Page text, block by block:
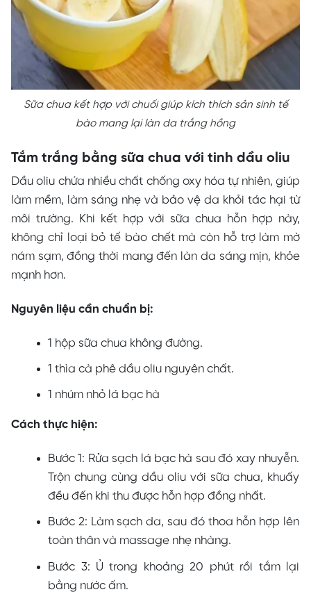
Sữa chua kết hợp với chuối giúp kích thích sản sinh tế
bào mang lại làn da trắng hồng
Tắm trắng bằng sữa chua với tinh dầu oliu
Dầu oliu chứa nhiều chất chống oxy hóa tự nhiên, giúp
làm mềm, làm sáng nhẹ và bảo vệ da khỏi tác hại từ
môi trường. Khi kết hợp với sữa chua hỗn hợp này,
không chỉ loại bỏ tế bào chết mà còn hỗ trợ làm mờ
nám sạm, đồng thời mang đến làn da sáng mịn, khỏe
mạnh hơn.
Nguyên liệu cần chuẩn bị:
1 hộp sữa chua không đường.
1 thìa cà phê dầu oliu nguyên chất.
1 nhúm nhỏ lá bạc hà
Cách thực hiện:
Bước 1: Rửa sạch lá bạc hà sau đó xay nhuyễn.
Trộn chung cùng dầu oliu với sữa chua, khuấy
đều đến khi thu được hỗn hợp đồng nhất.
Bước 2: Làm sạch da, sau đó thoa hỗn hợp lên
toàn thân và massage nhẹ nhàng.
Bước 3: Ủ trong khoảng 20 phút rồi tắm lại
bằng nước ấm.